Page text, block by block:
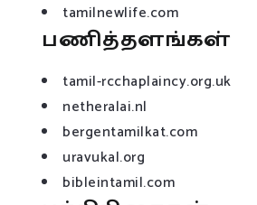
tamilnewlife.com
பணித்தளங்கள்
tamil-rcchaplaincy.org.uk
netheralai.nl
bergentamilkat.com
uravukal.org
bibleintamil.com